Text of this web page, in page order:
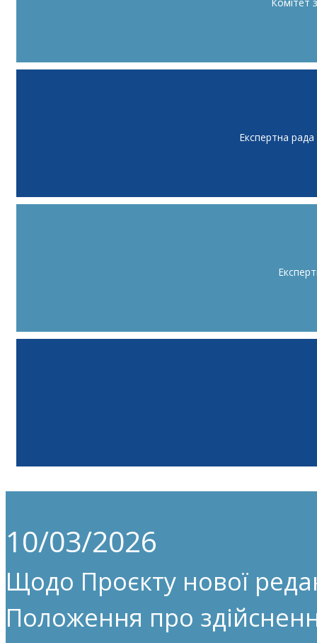
Експертна
10/03/2026
Щодо Проєкту нової
Положення про